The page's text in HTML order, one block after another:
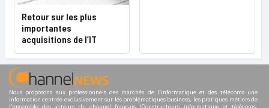
Retour sur les plus
importantes
acquisitions de l’IT
Nous proposons aux professionnels des marchés de l'informatique et des télécoms une
information centrée exclusivement sur les problématiques business, les pratiques métiers de